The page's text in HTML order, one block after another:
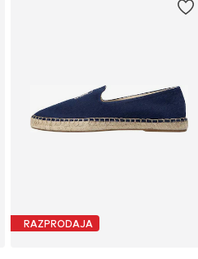
RAZPRODAJA